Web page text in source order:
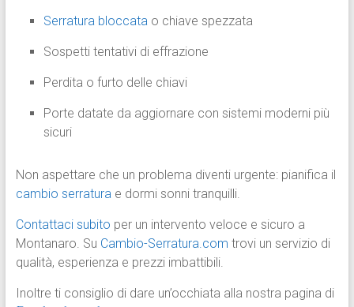
Serratura bloccatao chiave spezzata
Sospetti tentativi di effrazione
Perdita o furto delle chiavi
Porte datate da aggiornare con sistemi moderni più
sicuri
Non aspettare che un problema diventi urgente: pianifica il
cambio serraturae dormi sonni tranquilli.
Contattaci subito per un intervento veloce e sicuro a
Montanaro. Su Cambio-Serratura.com trovi un servizio di
qualità, esperienza e prezzi imbattibili.
Inoltre ti consiglio di dare un’occhiata alla nostra pagina di